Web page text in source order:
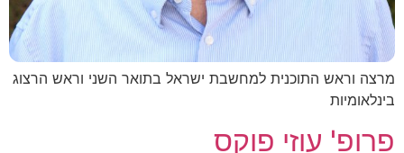
מרצה וראש התוכנית למחשבת ישראל בתואר השני וראש הרצוג
בינלאומיות
פרופ' עוזי פוקס